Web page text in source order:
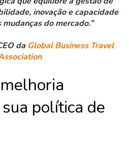
inovação e capacidade
do mercado.”
da Global Business Travel
política de